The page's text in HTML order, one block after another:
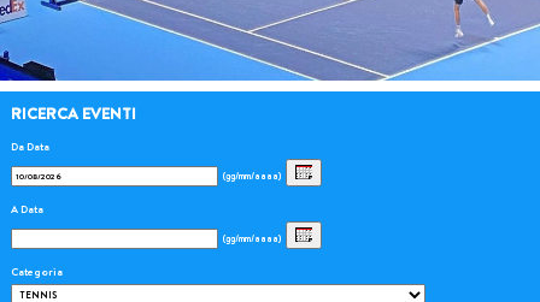
RICERCA EVENTI
Da Data
(gg/mm/aaaa)
A Data
(gg/mm/aaaa)
Categoria